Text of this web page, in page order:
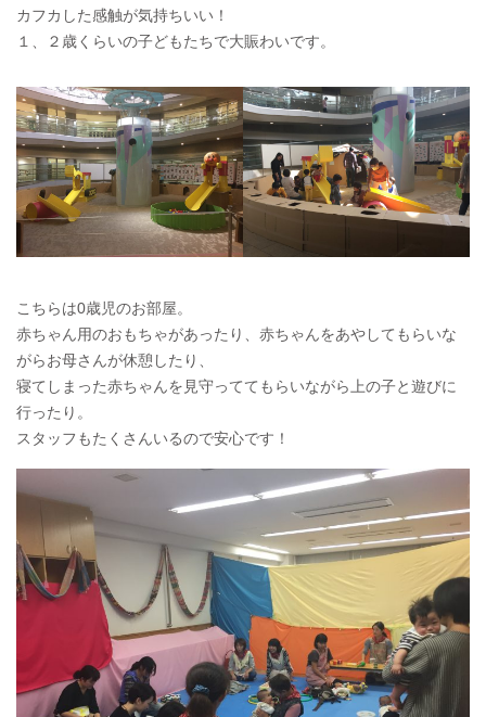
カフカした感触が気持ちいい！
１、２歳くらいの子どもたちで大賑わいです。
こちらは0歳児のお部屋。
赤ちゃん用のおもちゃがあったり、赤ちゃんをあやしてもらいな
がらお母さんが休憩したり、
寝てしまった赤ちゃんを見守っててもらいながら上の子と遊びに
行ったり。
スタッフもたくさんいるので安心です！